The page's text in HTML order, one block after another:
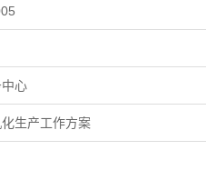
心
生产工作方案